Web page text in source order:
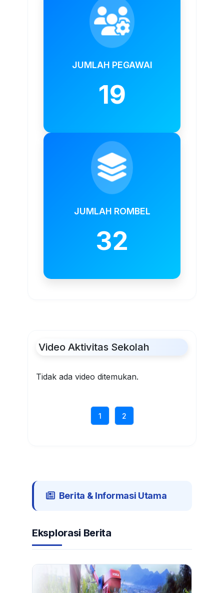
JUMLAH PEGAWAI
19
JUMLAH ROMBEL
32
Video Aktivitas Sekolah
Tidak ada video ditemukan.
1 2
Berita & Informasi Utama
Eksplorasi Berita